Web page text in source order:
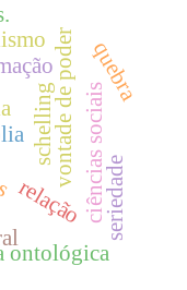
relação
vontade de poder
schelling
ontológica
ciências sociaisseriedade
quebra